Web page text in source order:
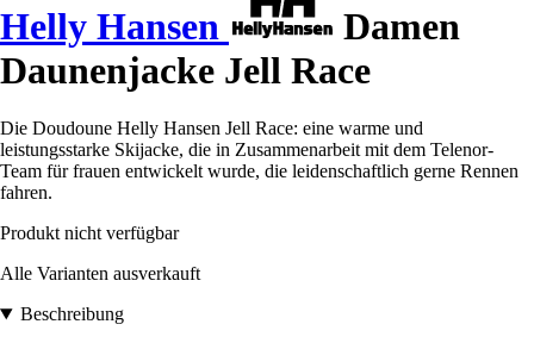
Helly Hansen
Damen
Daunenjacke Jell Race
Die Doudoune Helly Hansen Jell Race: eine warme und
leistungsstarke Skijacke, die in Zusammenarbeit mit dem Telenor-
Team für frauen entwickelt wurde, die leidenschaftlich gerne Rennen
fahren.
Produkt nicht verfügbar
Alle Varianten ausverkauft
Beschreibung